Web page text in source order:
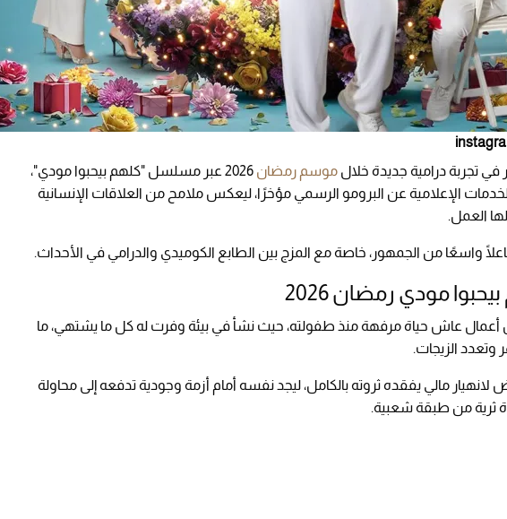
تجربة درامية جديدة خلال موسم رمضان
2026 عبر مسلسل "كلهم بيحبوا مودي"،
الإعلامية عن البرومو الرسمي مؤخرًا، ليعكس ملامح من العلاقات الإنسانية
العمل.
واسعًا من الجمهور، خاصة مع المزج بين الطابع الكوميدي والدرامي في الأحداث.
مودي رمضان 2026
عاش حياة مرفهة منذ طفولته، حيث نشأ في بيئة وفرت له كل ما يشتهي، ما
وتعدد الزيجات.
مالي يفقده ثروته بالكامل، ليجد نفسه أمام أزمة وجودية تدفعه إلى محاولة
ثرية من طبقة شعبية.